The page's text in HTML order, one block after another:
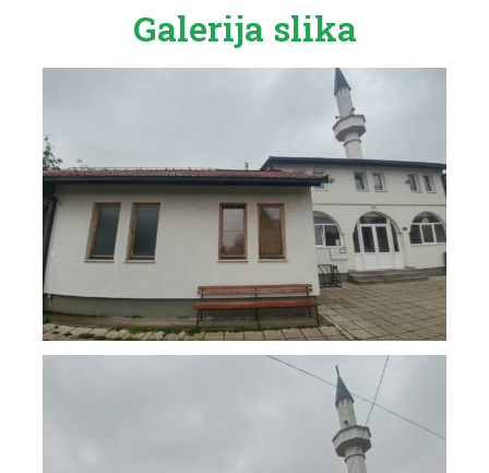
Galerija slika